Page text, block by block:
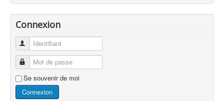
Connexion
Identifiant
Mot de passe
Se souvenir de moi
Connexion